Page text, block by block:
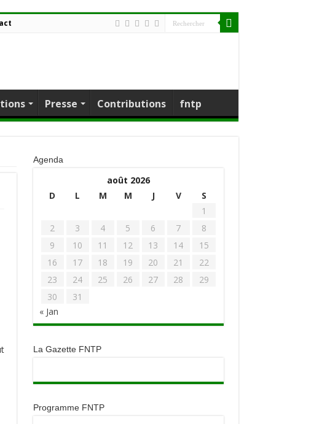
Presse Contributions fntp
Agenda
août 2026
D
L M M J V
S
1
2
3 4 5 6 7
8
9
10 11 12 13 14
15
16
17 18 19 20 21
22
23
24 25 26 27 28
29
30
31
« Jan
La Gazette FNTP
Programme FNTP